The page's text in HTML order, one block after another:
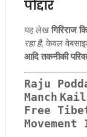
पोद्दार
यह लेख गिरिराज
रहा है, केवल
आदि तकनीकी
Raju
Manch
Free